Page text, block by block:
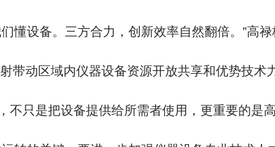
懂设备。三方合力，创新效率自然翻倍。”高禄
带动区域内仪器设备资源开放共享和优势技术
不只是把设备提供给所需者使用，更重要的是